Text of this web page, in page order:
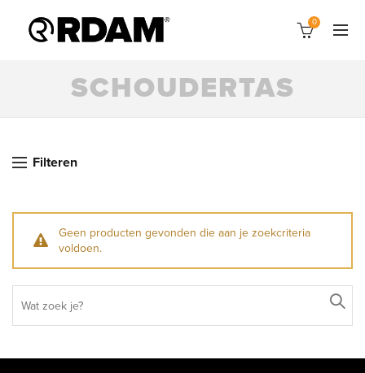
0
SCHOUDERTAS
Filteren
Geen producten gevonden die aan je zoekcriteria
voldoen.
for: